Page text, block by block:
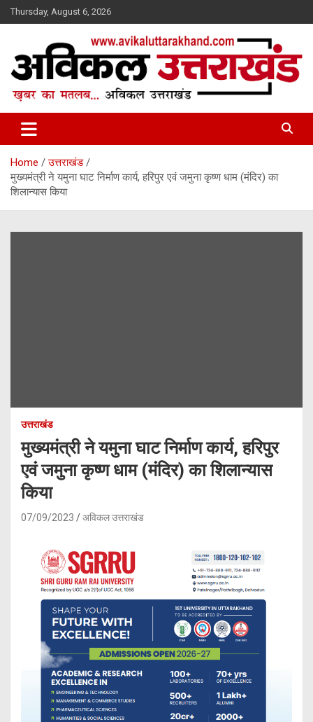
Skip
to
Thursday, August 6, 2026
Avikal Uttarakhand
Home
उत्तराखंड
मुख्यमंत्री ने यमुना घाट निर्माण कार्य, हरिपुर एवं जमुना कृष्ण धाम (मंदिर) का
शिलान्यास किया
उत्तराखंड
मुख्यमंत्री ने यमुना घाट निर्माण कार्य, हरिपुर
एवं जमुना कृष्ण धाम (मंदिर) का शिलान्यास
किया
07/09/2023 अविकल उत्तराखंड